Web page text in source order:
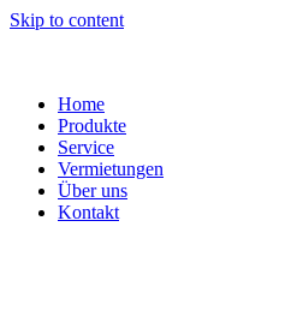
Skip to content
Home
Produkte
Service
Vermietungen
Über uns
Kontakt